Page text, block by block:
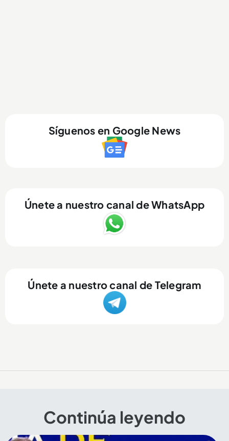
Síguenos en Google News
Únete a nuestro canal de WhatsApp
Únete a nuestro canal de Telegram
Continúa leyendo